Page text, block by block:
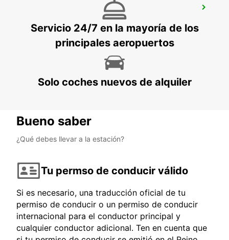
AEROPUERTO DE ROTORUA
ROTORUA - NEW ZEALAND
Servicio 24/7 en la mayoría de los
principales aeropuertos
Solo coches nuevos de alquiler
Bueno saber
¿Qué debes llevar a la estación?
Tu permso de conducir válido
Si es necesario, una traducción oficial de tu
permiso de conducir o un permiso de conducir
internacional para el conductor principal y
cualquier conductor adicional. Ten en cuenta que